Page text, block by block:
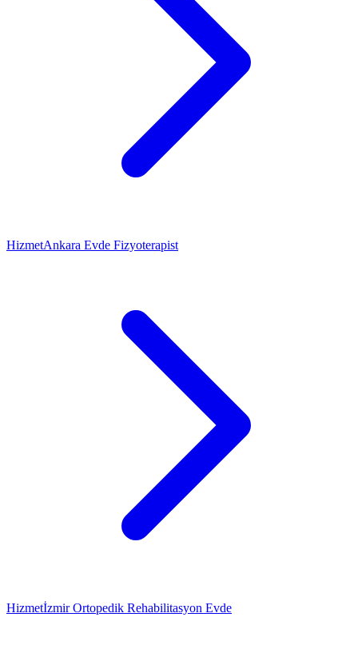
HizmetAnkara Evde Fizyoterapist
Hizmetİzmir Ortopedik Rehabilitasyon Evde